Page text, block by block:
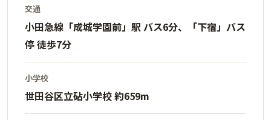
交通
小田急線「成城学園前」駅 バス6分、「下宿」バス
停 徒歩7分
小学校
世田谷区立砧小学校 約659m